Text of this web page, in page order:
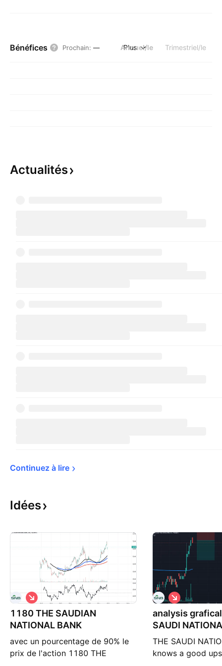
Bénéfices Prochain: — Annuel/le Trimestriel/le
Plus
Actualités
Continuez à lire
Idées
1180 THE SAUDIAN
NATIONAL BANK
avec un pourcentage de 90% le
prix de l'action 1180 THE
S
h
o
r
t
analysis
SAUDI
THE SAUDI
knows a good
S
h
o
r
t